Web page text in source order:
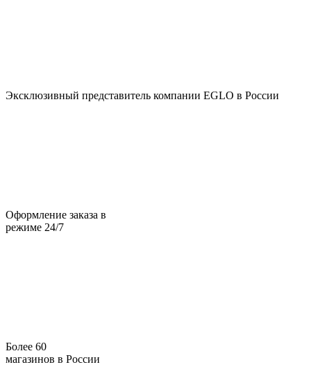
Эксклюзивный представитель компании EGLO в России
Оформление заказа в
режиме 24/7
Более 60
магазинов в России